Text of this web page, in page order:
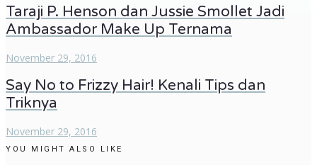
Taraji P. Henson dan Jussie Smollet Jadi
Ambassador Make Up Ternama
November 29, 2016
Say No to Frizzy Hair! Kenali Tips dan
Triknya
November 29, 2016
YOU MIGHT ALSO LIKE